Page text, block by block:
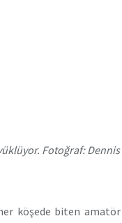
Fotoğraf: Dennis
köşede biten amatör